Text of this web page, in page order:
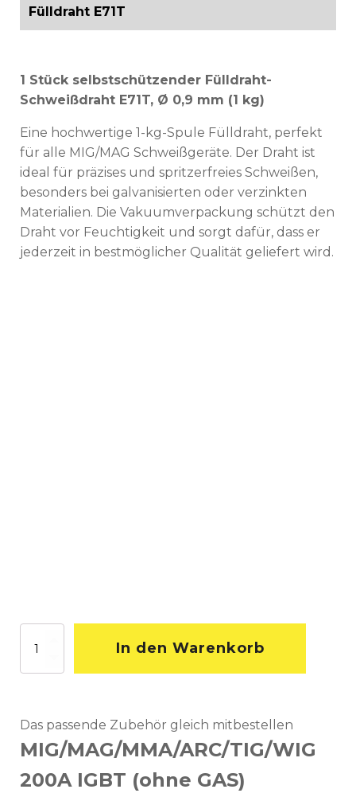
Fülldraht E71T
1 Stück selbstschützender Fülldraht-
Schweißdraht E71T, Ø 0,9 mm (1 kg)
Eine hochwertige 1-kg-Spule Fülldraht, perfekt
für alle MIG/MAG Schweißgeräte. Der Draht ist
ideal für präzises und spritzerfreies Schweißen,
besonders bei galvanisierten oder verzinkten
Materialien. Die Vakuumverpackung schützt den
Draht vor Feuchtigkeit und sorgt dafür, dass er
jederzeit in bestmöglicher Qualität geliefert wird.
Schweißdraht
In den Warenkorb
Das passende Zubehör gleich mitbestellen
MIG/MAG/MMA/ARC/TIG/WIG
200A IGBT (ohne GAS)